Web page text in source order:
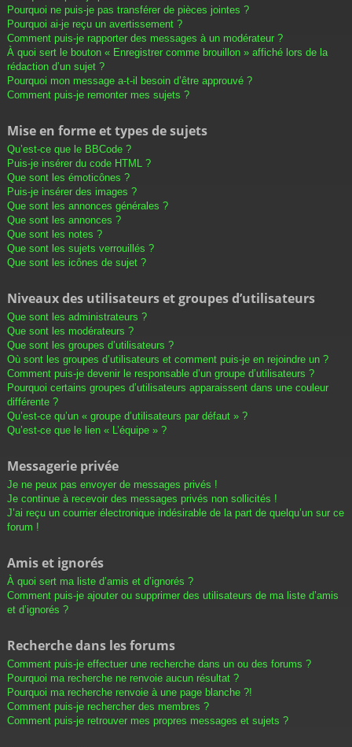
Pourquoi ne puis-je pas transférer de pièces jointes ?
Pourquoi ai-je reçu un avertissement ?
Comment puis-je rapporter des messages à un modérateur ?
À quoi sert le bouton « Enregistrer comme brouillon » affiché lors de la
rédaction d’un sujet ?
Pourquoi mon message a-t-il besoin d’être approuvé ?
Comment puis-je remonter mes sujets ?
Mise en forme et types de sujets
Qu’est-ce que le BBCode ?
Puis-je insérer du code HTML ?
Que sont les émoticônes ?
Puis-je insérer des images ?
Que sont les annonces générales ?
Que sont les annonces ?
Que sont les notes ?
Que sont les sujets verrouillés ?
Que sont les icônes de sujet ?
Niveaux des utilisateurs et groupes d’utilisateurs
Que sont les administrateurs ?
Que sont les modérateurs ?
Que sont les groupes d’utilisateurs ?
Où sont les groupes d’utilisateurs et comment puis-je en rejoindre un ?
Comment puis-je devenir le responsable d’un groupe d’utilisateurs ?
Pourquoi certains groupes d’utilisateurs apparaissent dans une couleur
différente ?
Qu’est-ce qu’un « groupe d’utilisateurs par défaut » ?
Qu’est-ce que le lien « L’équipe » ?
Messagerie privée
Je ne peux pas envoyer de messages privés !
Je continue à recevoir des messages privés non sollicités !
J’ai reçu un courrier électronique indésirable de la part de quelqu’un sur ce
forum !
Amis et ignorés
À quoi sert ma liste d’amis et d’ignorés ?
Comment puis-je ajouter ou supprimer des utilisateurs de ma liste d’amis
et d’ignorés ?
Recherche dans les forums
Comment puis-je effectuer une recherche dans un ou des forums ?
Pourquoi ma recherche ne renvoie aucun résultat ?
Pourquoi ma recherche renvoie à une page blanche ?!
Comment puis-je rechercher des membres ?
Comment puis-je retrouver mes propres messages et sujets ?